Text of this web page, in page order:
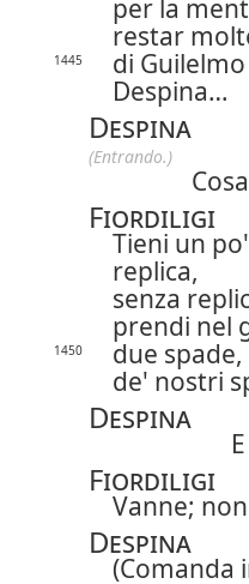
per la
restar
1445
di
Despina…
Despina
(Entrando.)
Fiordiligi
Tieni un
replica,
senza
prendi nel
1450
due
de' nostri
Despina
Fiordiligi
Vanne;
Despina
(Comanda